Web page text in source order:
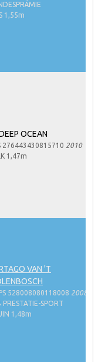
1,55m
OCEAN
276443430815710 2010
1,47m
VAN 'T
528008080118008 2008
PRESTATIE-SPORT
1,48m